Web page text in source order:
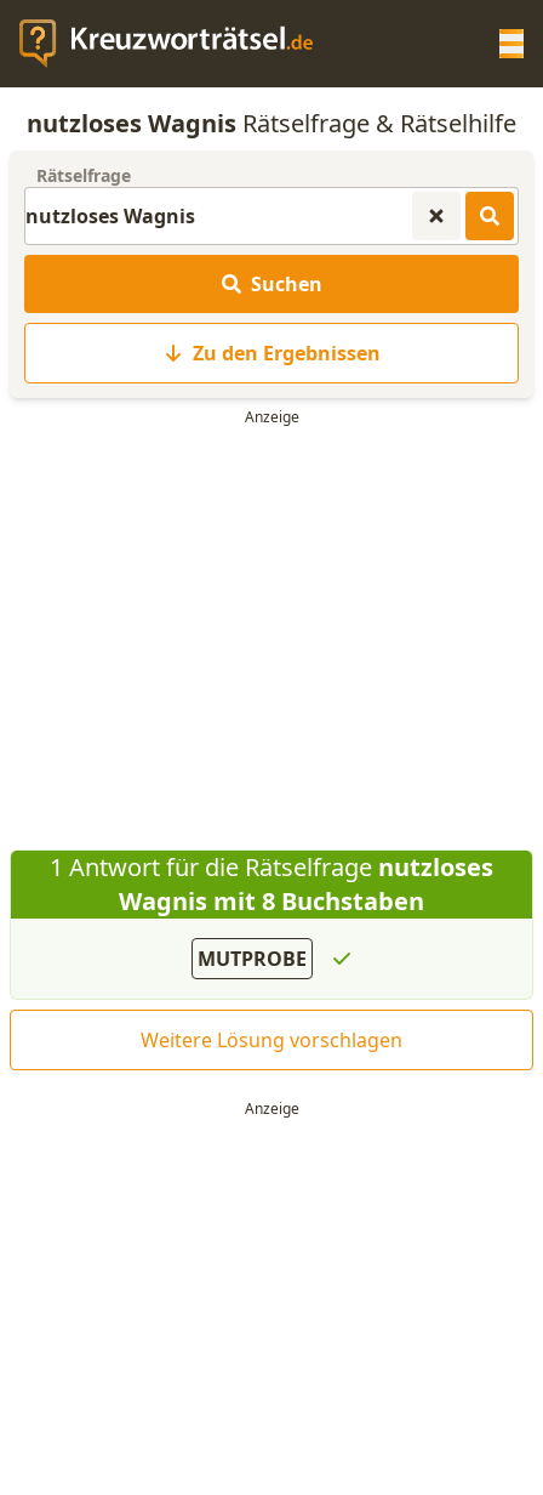
KREUZWORTRÄTSEL-HILFE
ANAGRAMM-GENERATOR
nutzloses Wagnis Rätselfrage & Rätselhilfe
Rätselfrage
Suchen
Zu den Ergebnissen
1 Antwort für die Rätselfrage nutzloses
Wagnis mit 8 Buchstaben
MUTPROBE
Weitere Lösung vorschlagen